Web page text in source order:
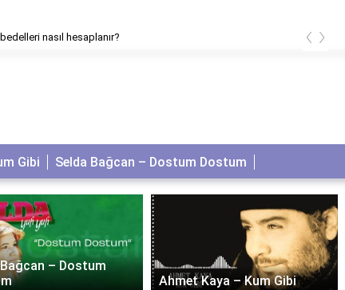
nasıl hesaplanır? ‹ ›
Gibi Selda Bağcan – Dostum Dostum
– Dostum
Ahmet Kaya – Kum Gibi